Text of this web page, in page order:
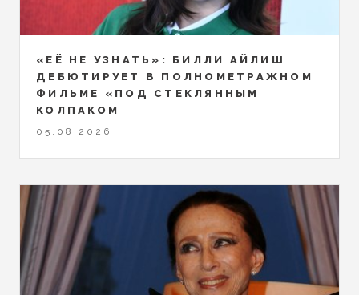
«ЕЁ НЕ УЗНАТЬ»: БИЛЛИ АЙЛИШ
ДЕБЮТИРУЕТ В ПОЛНОМЕТРАЖНОМ
ФИЛЬМЕ «ПОД СТЕКЛЯННЫМ
КОЛПАКОМ
05.08.2026